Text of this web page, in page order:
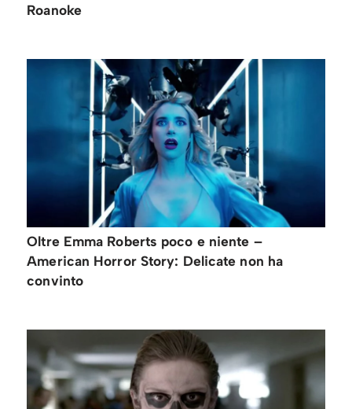
Roanoke
Oltre Emma Roberts poco e niente –
American Horror Story: Delicate non ha
convinto